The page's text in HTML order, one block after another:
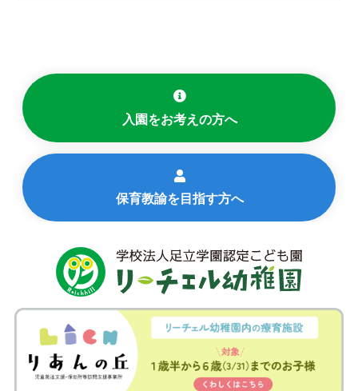
入園をお考えの方へ
保育教諭を目指す方へ